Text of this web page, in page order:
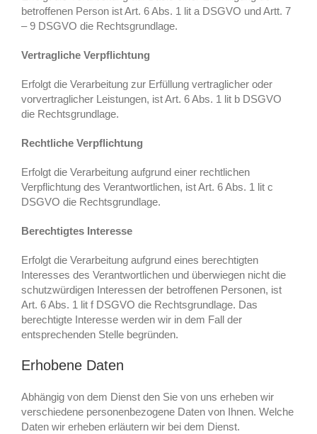
betroffenen Person ist Art. 6 Abs. 1 lit a DSGVO und Artt. 7
– 9 DSGVO die Rechtsgrundlage.
Vertragliche Verpflichtung
Erfolgt die Verarbeitung zur Erfüllung vertraglicher oder
vorvertraglicher Leistungen, ist Art. 6 Abs. 1 lit b DSGVO
die Rechtsgrundlage.
Rechtliche Verpflichtung
Erfolgt die Verarbeitung aufgrund einer rechtlichen
Verpflichtung des Verantwortlichen, ist Art. 6 Abs. 1 lit c
DSGVO die Rechtsgrundlage.
Berechtigtes Interesse
Erfolgt die Verarbeitung aufgrund eines berechtigten
Interesses des Verantwortlichen und überwiegen nicht die
schutzwürdigen Interessen der betroffenen Personen, ist
Art. 6 Abs. 1 lit f DSGVO die Rechtsgrundlage. Das
berechtigte Interesse werden wir in dem Fall der
entsprechenden Stelle begründen.
Erhobene Daten
Abhängig von dem Dienst den Sie von uns erheben wir
verschiedene personenbezogene Daten von Ihnen. Welche
Daten wir erheben erläutern wir bei dem Dienst.